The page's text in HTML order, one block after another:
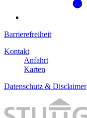
Barrierefreiheit
Kontakt
Anfahrt
Karten
Datenschutz & Disclaimer